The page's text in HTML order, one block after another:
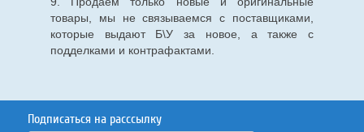
товары, мы не связываемся с поставщиками,
которые выдают Б\У за новое, а также с
подделками и контрафактами.
Подписаться на расссылку